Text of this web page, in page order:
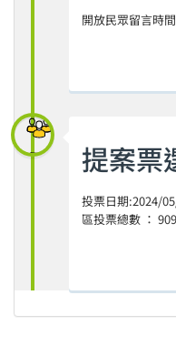
開放民眾留言時
提案票
投票日期:2024/
區投票總數 ：